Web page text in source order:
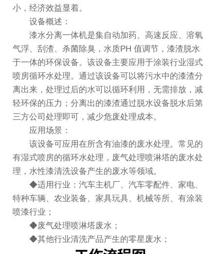
小，经济效益显着。
设备概述：
漆水分离一体机是集自动加药、高速反应、溶氧
气浮、刮渣、杀菌除臭，水质PH 值调节，漆渣脱水
于一体的环保设备。该设备主要应用于涂装行业湿式
喷房循环水处理。通过该设备可以将污水中的漆渣分
离出来，处理过后的水可以循环利用，无需排放，减
轻环保的压力；分离出的漆渣通过脱水设备脱水后第
三方公司处理即可，减少危废处理成本。
应用场景：
该设备可应用在所含有油漆的废水处理。常见的
有湿式喷房的循环水处理，废气处理喷淋塔的废水处
理，水性漆清洗设备产生的废水等领域。
◆适用行业：汽车主机厂、汽车零配件、家电、
特种车辆、农业装备、家具玩具、机械等所、有涂装
喷漆行业；
◆废气处理喷淋塔废水；
◆其他行业清洗产品产生的零星废水；